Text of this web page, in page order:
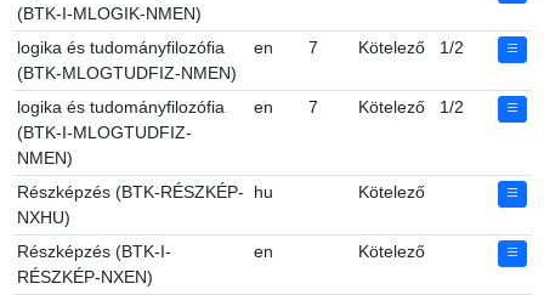
(BTK-I-MLOGIK-NMEN)
logika és tudományfilozófia
(BTK-MLOGTUDFIZ-NMEN)
en 7 Kötelező 1/2
logika és tudományfilozófia
(BTK-I-MLOGTUDFIZ-
NMEN)
en 7 Kötelező 1/2
Részképzés (BTK-RÉSZKÉP-
NXHU)
hu Kötelező
Részképzés (BTK-I-
RÉSZKÉP-NXEN)
en Kötelező